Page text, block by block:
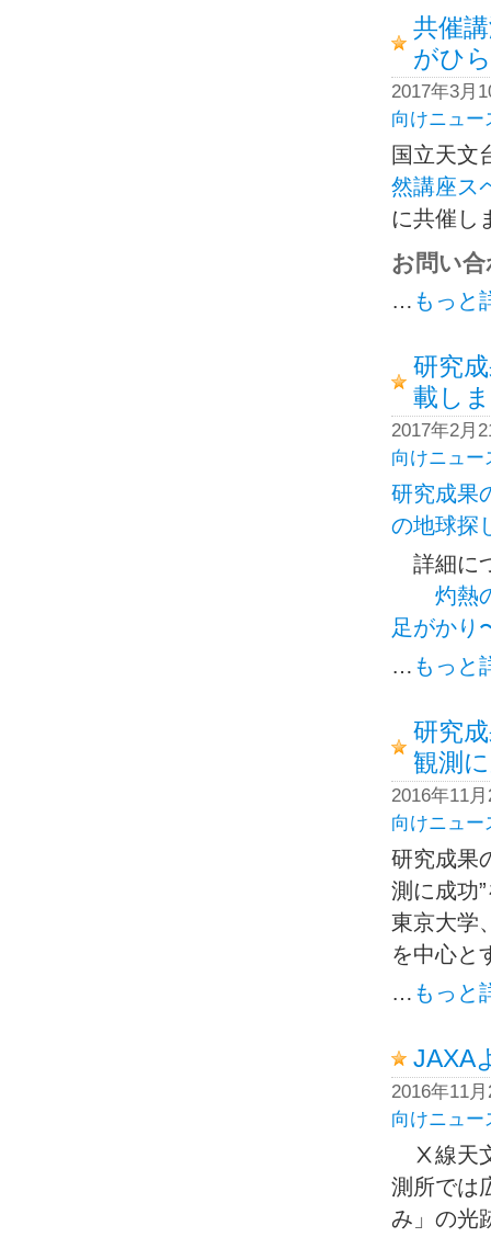
共催
がひ
2017年3月
向けニュー
国立天文
然講座ス
に共催し
お問い
… もっと
研究
載し
2017年2月
向けニュー
研究成果
の地球探
詳細に
灼熱
足がかり
… もっと
研究
観測
2016年11
向けニュー
研究成果
測に成功
東京大学
を中心と
… もっと
JAXA
2016年11
向けニュー
Ⅹ線天文
測所では
み」の光